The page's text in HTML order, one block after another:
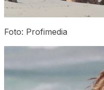
Foto: Profimedia